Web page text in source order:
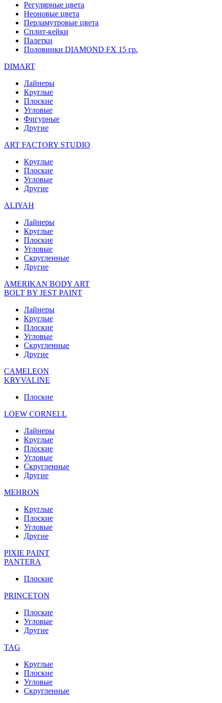
Регулярные цвета
Неоновые цвета
Перламутровые цвета
Сплит-кейки
Палетки
Половинки DIAMOND FX 15 гр.
DIMART
Лайнеры
Круглые
Плоские
Угловые
Фигурные
Другие
ART FACTORY STUDIO
Круглые
Плоские
Угловые
Другие
ALIYAH
Лайнеры
Круглые
Плоские
Угловые
Скругленные
Другие
AMERIKAN BODY ART
BOLT BY JEST PAINT
Лайнеры
Круглые
Плоские
Угловые
Скругленные
Другие
CAMELEON
KRYVALINE
Плоские
LOEW CORNELL
Лайнеры
Круглые
Плоские
Угловые
Скругленные
Другие
MEHRON
Круглые
Плоские
Угловые
Другие
PIXIE PAINT
PANTERA
Плоские
PRINCETON
Плоские
Угловые
Другие
TAG
Круглые
Плоские
Угловые
Скругленные